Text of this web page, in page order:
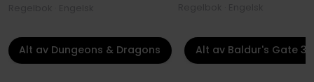
Alt av Dungeons & Dragons Alt av Baldur's Gate 3